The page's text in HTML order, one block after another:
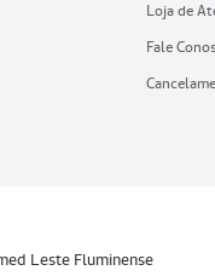
Loja de
Fale
Leste Fluminense